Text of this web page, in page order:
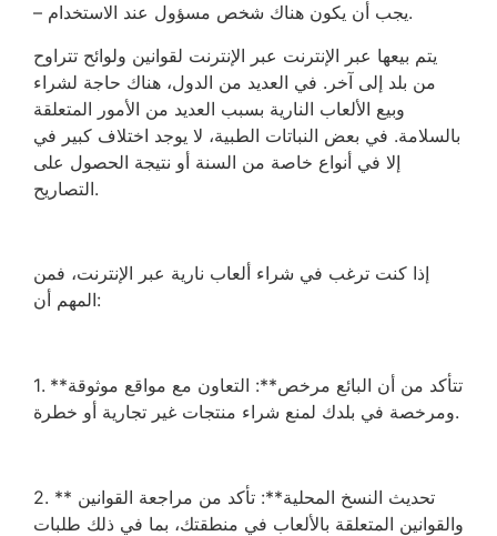
– يجب أن يكون هناك شخص مسؤول عند الاستخدام.
يتم بيعها عبر الإنترنت عبر الإنترنت لقوانين ولوائح تتراوح
من بلد إلى آخر. في العديد من الدول، هناك حاجة لشراء
وبيع الألعاب النارية بسبب العديد من الأمور المتعلقة
بالسلامة. في بعض النباتات الطبية، لا يوجد اختلاف كبير في
إلا في أنواع خاصة من السنة أو نتيجة الحصول على
التصاريح.
إذا كنت ترغب في شراء ألعاب نارية عبر الإنترنت، فمن
المهم أن:
1. **تتأكد من أن البائع مرخص**: التعاون مع مواقع موثوقة
ومرخصة في بلدك لمنع شراء منتجات غير تجارية أو خطرة.
2. ** تحديث النسخ المحلية**: تأكد من مراجعة القوانين
والقوانين المتعلقة بالألعاب في منطقتك، بما في ذلك طلبات